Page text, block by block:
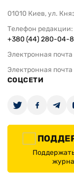
01010 Киев, ул.
Телефон редакции:
+380 (44) 280-04-
Электронная
Электронная
СОЦСЕТИ